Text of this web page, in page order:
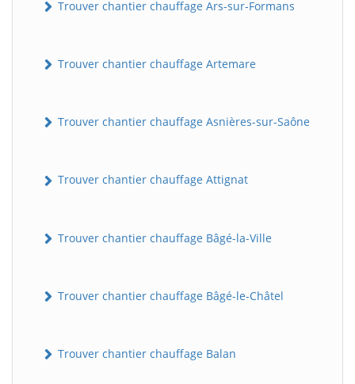
Trouver chantier chauffage Ars-sur-Formans
Trouver chantier chauffage Artemare
Trouver chantier chauffage Asnières-sur-Saône
Trouver chantier chauffage Attignat
Trouver chantier chauffage Bâgé-la-Ville
Trouver chantier chauffage Bâgé-le-Châtel
Trouver chantier chauffage Balan